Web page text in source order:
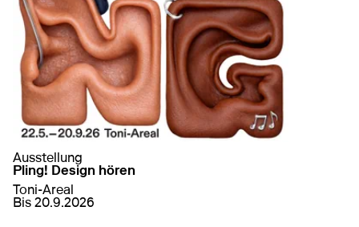
Ausstellung
Pling! Design hören
Toni-Areal
von22. Mai 2026
Bis 20.9.2026